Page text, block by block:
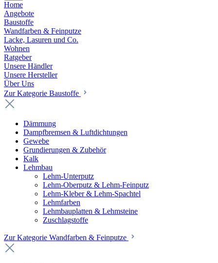
Home
Angebote
Baustoffe
Wandfarben & Feinputze
Lacke, Lasuren und Co.
Wohnen
Ratgeber
Unsere Händler
Unsere Hersteller
Über Uns
Zur Kategorie Baustoffe
Dämmung
Dampfbremsen & Luftdichtungen
Gewebe
Grundierungen & Zubehör
Kalk
Lehmbau
Lehm-Unterputz
Lehm-Oberputz & Lehm-Feinputz
Lehm-Kleber & Lehm-Spachtel
Lehmfarben
Lehmbauplatten & Lehmsteine
Zuschlagstoffe
Zur Kategorie Wandfarben & Feinputze